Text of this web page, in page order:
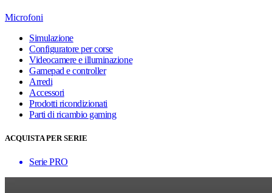
Microfoni
Simulazione
Configuratore per corse
Videocamere e illuminazione
Gamepad e controller
Arredi
Accessori
Prodotti ricondizionati
Parti di ricambio gaming
ACQUISTA PER SERIE
Serie PRO